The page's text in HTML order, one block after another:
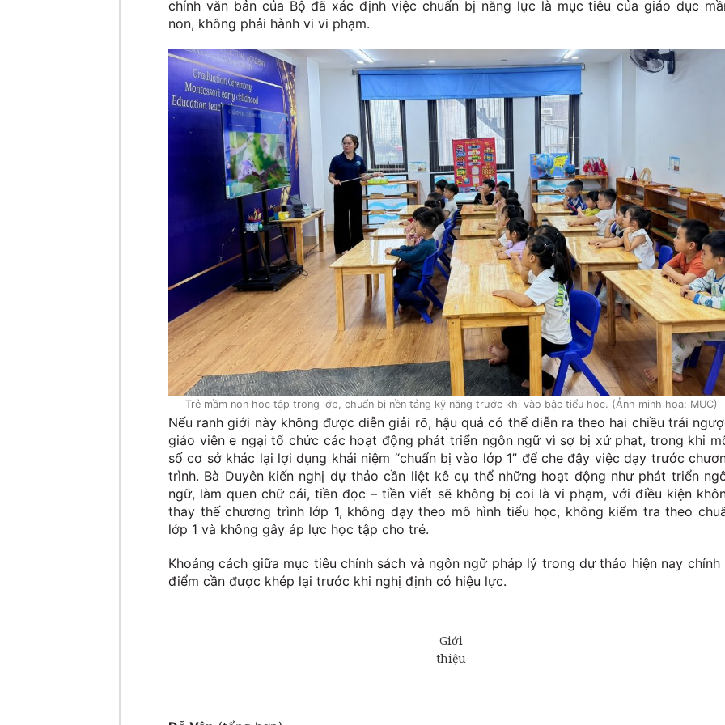
chính văn bản của Bộ đã xác định việc chuẩn bị năng lực là mục tiêu của giáo dục
non, không phải hành vi vi phạm.
Trẻ mầm non học tập trong lớp, chuẩn bị nền tảng kỹ năng trước khi vào bậc tiểu học. (Ảnh minh họa: MUC)
Nếu ranh giới này không được diễn giải rõ, hậu quả có thể diễn ra theo hai chiều trái
giáo viên e ngại tổ chức các hoạt động phát triển ngôn ngữ vì sợ bị xử phạt, trong khi
số cơ sở khác lại lợi dụng khái niệm “chuẩn bị vào lớp 1” để che đậy việc dạy trước
trình. Bà Duyên kiến nghị dự thảo cần liệt kê cụ thể những hoạt động như phát triển
ngữ, làm quen chữ cái, tiền đọc – tiền viết sẽ không bị coi là vi phạm, với điều kiện
thay thế chương trình lớp 1, không dạy theo mô hình tiểu học, không kiểm tra theo
lớp 1 và không gây áp lực học tập cho trẻ.
Khoảng cách giữa mục tiêu chính sách và ngôn ngữ pháp lý trong dự thảo hiện nay chính
điểm cần được khép lại trước khi nghị định có hiệu lực.